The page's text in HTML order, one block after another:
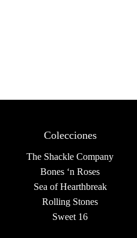
Colecciones
The Shackle Company
Bones ‘n Roses
Sea of Hearthbreak
Rolling Stones
Sweet 16